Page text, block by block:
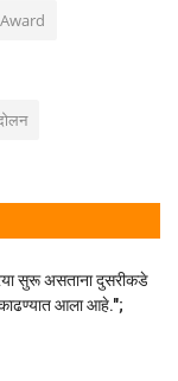
सुरू असताना दुसरीकडे
काढण्यात आला आहे.";